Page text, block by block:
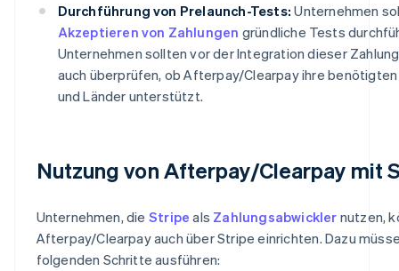
Durchführung von Prelaunch-Tests: Unternehmen
Akzeptieren von Zahlungen gründliche Tests
Unternehmen sollten vor der Integration dieser
auch überprüfen, ob Afterpay/Clearpay ihre benötigten
und Länder unterstützt.
Nutzung von Afterpay/Clearpay mit
Unternehmen, die Stripe als Zahlungsabwickler nutzen,
Afterpay/Clearpay auch über Stripe einrichten. Dazu
folgenden Schritte ausführen: